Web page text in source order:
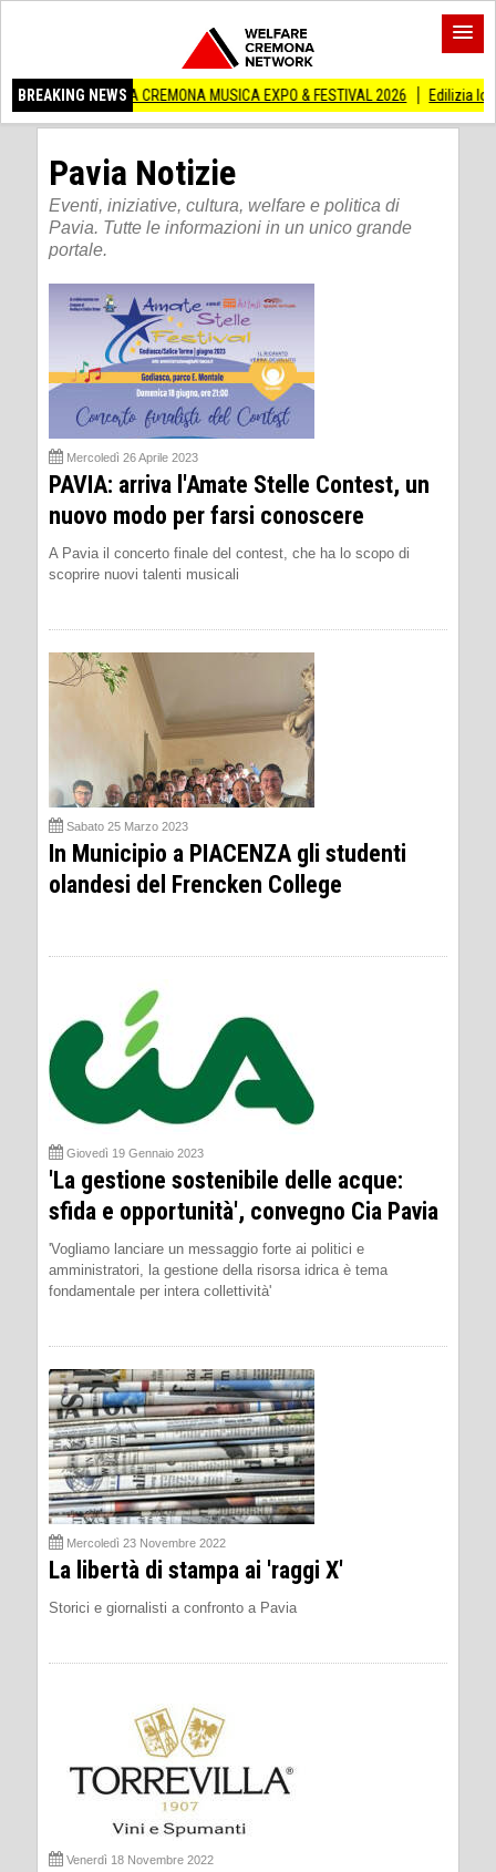
BREAKING NEWS
A CREMONA MUSICA EXPO & FESTIVAL 2026 Edilizia lombarda, CNA:
Pavia Notizie
Eventi, iniziative, cultura, welfare e politica di
Pavia. Tutte le informazioni in un unico grande
portale.
Mercoledì 26 Aprile 2023
PAVIA: arriva l'Amate Stelle Contest, un
nuovo modo per farsi conoscere
A Pavia il concerto finale del contest, che ha lo scopo di
scoprire nuovi talenti musicali
Sabato 25 Marzo 2023
In Municipio a PIACENZA gli studenti
olandesi del Frencken College
Giovedì 19 Gennaio 2023
'La gestione sostenibile delle acque:
sfida e opportunità', convegno Cia Pavia
'Vogliamo lanciare un messaggio forte ai politici e
amministratori, la gestione della risorsa idrica è tema
fondamentale per intera collettività'
Mercoledì 23 Novembre 2022
La libertà di stampa ai 'raggi X'
Storici e giornalisti a confronto a Pavia
Venerdì 18 Novembre 2022